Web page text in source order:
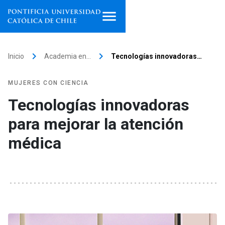
institutos
Investigación
Extensión
Inicio keyboard_arrow_right Academia en… keyboard_arrow_right Tecnologías innovadoras…
MUJERES CON CIENCIA
Tecnologías innovadoras
para mejorar la atención
médica